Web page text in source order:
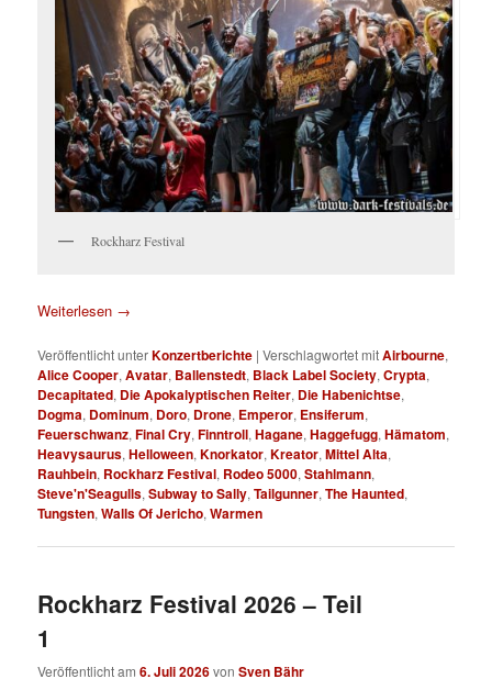
Rockharz Festival
Weiterlesen →
Veröffentlicht unterKonzertberichte |Verschlagwortet mitAirbourne,
Alice Cooper,Avatar, Ballenstedt, Black Label Society,Crypta,
Decapitated, Die Apokalyptischen Reiter, Die Habenichtse,
Dogma, Dominum, Doro, Drone, Emperor, Ensiferum,
Feuerschwanz,Final Cry,Finntroll,Hagane,Haggefugg,Hämatom,
Heavysaurus,Helloween,Knorkator,Kreator,Mittel Alta,
Rauhbein, Rockharz Festival, Rodeo 5000,Stahlmann,
Steve'n'Seagulls,Subway to Sally,Tailgunner,The Haunted,
Tungsten,Walls Of Jericho,Warmen
Rockharz Festival 2026 – Teil
1
Veröffentlicht am6. Juli 2026vonSven Bähr